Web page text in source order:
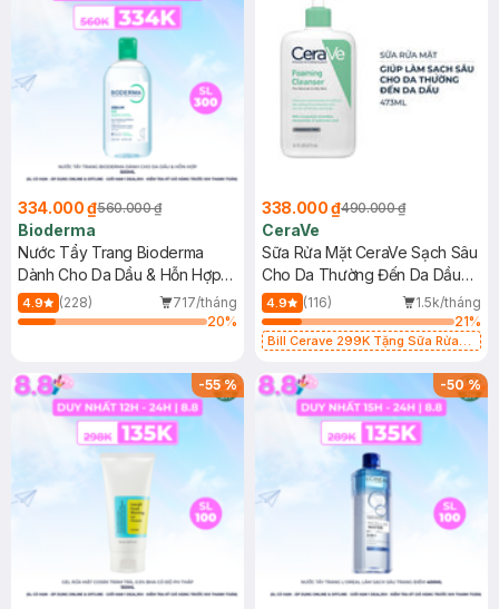
334.000 ₫560.000 ₫
Bioderma
Nước Tẩy Trang Bioderma
Dành Cho Da Dầu & Hỗn Hợp
500ml
4.9 (228)
717/tháng
20%
338.000 ₫490.000 ₫
CeraVe
Sữa Rửa Mặt CeraVe Sạch Sâu
Cho Da Thường Đến Da Dầu
473ml
4.9 (116)
1.5k/tháng
21%
Bill Cerave 299K Tặng Sữa Rửa
-55% -50%